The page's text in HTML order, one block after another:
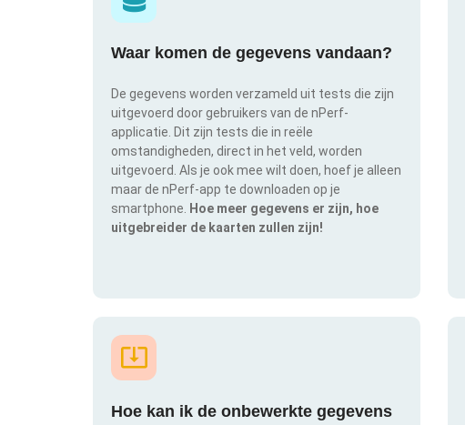
Waar komen de gegevens vandaan?
De gegevens worden verzameld uit tests die zijn
uitgevoerd door gebruikers van de nPerf-
applicatie. Dit zijn tests die in reële
omstandigheden, direct in het veld, worden
uitgevoerd. Als je ook mee wilt doen, hoef je alleen
maar de nPerf-app te downloaden op je
smartphone.
Hoe meer gegevens er zijn, hoe
uitgebreider de kaarten zullen zijn!
Hoe kan ik de onbewerkte gegevens